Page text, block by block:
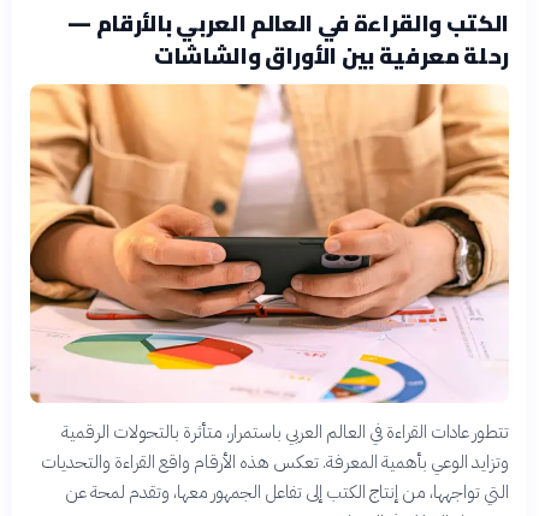
الكتب والقراءة في العالم العربي بالأرقام —
رحلة معرفية بين الأوراق والشاشات
تتطور عادات القراءة في العالم العربي باستمرار، متأثرة بالتحولات الرقمية
وتزايد الوعي بأهمية المعرفة. تعكس هذه الأرقام واقع القراءة والتحديات
التي تواجهها، من إنتاج الكتب إلى تفاعل الجمهور معها، وتقدم لمحة عن